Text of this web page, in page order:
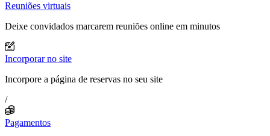
Reuniões virtuais
Deixe convidados marcarem reuniões online em minutos
Incorporar no site
Incorpore a página de reservas no seu site
/
Pagamentos